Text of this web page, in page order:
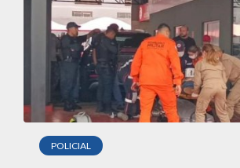
POLICIAL